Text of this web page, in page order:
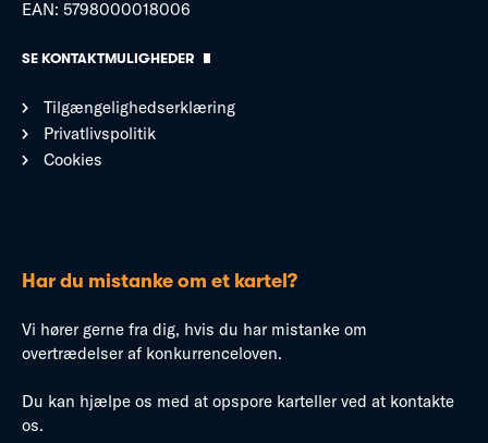
EAN: 5798000018006
SE KONTAKTMULIGHEDER
Tilgængelighedserklæring
Privatlivspolitik
Cookies
Har du mistanke om et kartel?
Vi hører gerne fra dig, hvis du har mistanke om
overtrædelser af konkurrenceloven.
Du kan hjælpe os med at opspore karteller ved at kontakte
os.